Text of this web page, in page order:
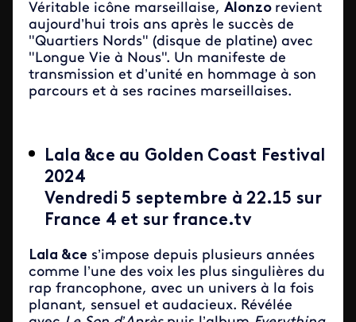
Véritable icône marseillaise, Alonzo revient
aujourd’hui trois ans après le succès de
"Quartiers Nords" (disque de platine) avec
"Longue Vie à Nous". Un manifeste de
transmission et d’unité en hommage à son
parcours et à ses racines marseillaises.
Lala &ce au Golden Coast Festival
2024
Vendredi 5 septembre à 22.15 sur
France 4 et sur france.tv
Lala &ce s’impose depuis plusieurs années
comme l’une des voix les plus singulières du
rap francophone, avec un univers à la fois
planant, sensuel et audacieux. Révélée